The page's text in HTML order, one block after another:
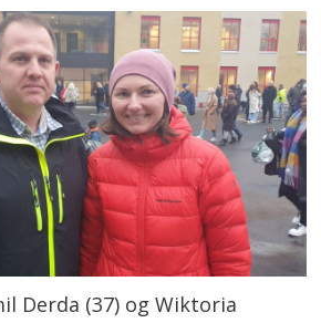
Derda (37) og Wiktoria